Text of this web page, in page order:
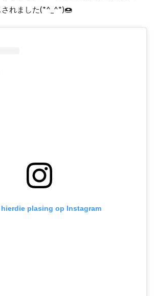
れました(*^_^*)🍩
hierdie plasing op Instagram